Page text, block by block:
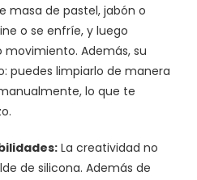
masa de pastel, jabón o
o se enfríe, y luego
Además, su
puedes limpiarlo de manera
lo que te
La creatividad no
de silicona. Además de